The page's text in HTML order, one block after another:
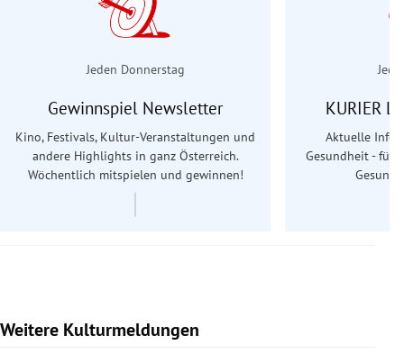
Jeden Donnerstag
Gewinnspiel Newsletter
Kino, Festivals, Kultur-Veranstaltungen und
andere Highlights in ganz Österreich.
Wöchentlich mitspielen und gewinnen!
KURIER
Aktuelle
Gesundheit - für
Weitere Kulturmeldungen